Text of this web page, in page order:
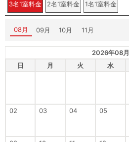
3名1室料金 2名1室料金 1名1室料金
08月 09月 10月 11月
2026年08月
日
月 火 水
02 03 04 05